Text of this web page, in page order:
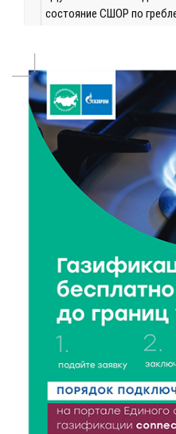
состояние СШОР по
День рождения
прошел необычный урок
6 Авг 2026 16:41 471
В Твери пройдёт
колледжи
281
Исследование:
кешбэка создает волны
6 Авг 2026 16:28 432
Тверские «Романтики»
хореографией
6 Авг 2026 16:08 519
Виталий Королев